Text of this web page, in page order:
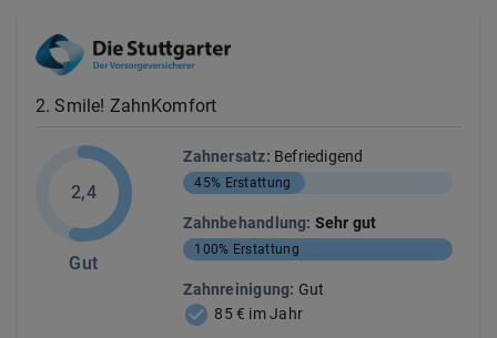
2. Smile! ZahnKomfort
2,4
Gut
Zahnersatz: Befriedigend
45% Erstattung
Zahnbehandlung: Sehr gut
100% Erstattung
Zahnreinigung: Gut
85 € im Jahr